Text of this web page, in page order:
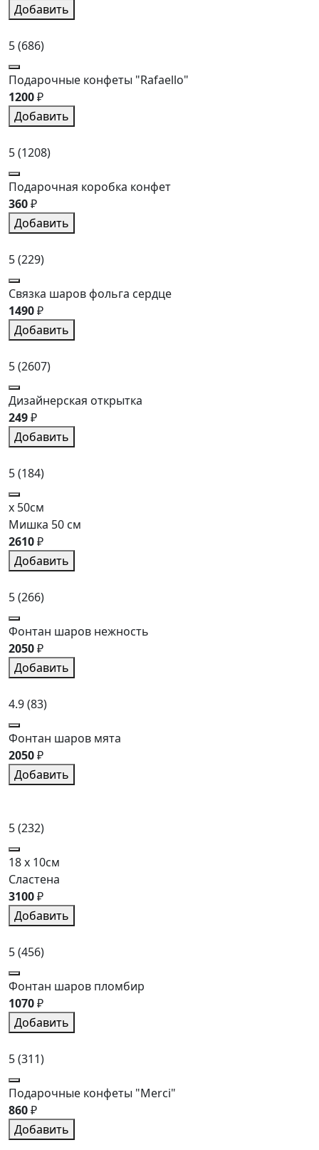
Добавить
5(686)
Подарочные конфеты "Rafaello"
1200₽
Добавить
5(1208)
Подарочная коробка конфет
360₽
Добавить
5(229)
Связка шаров фольга сердце
1490₽
Добавить
5(2607)
Дизайнерская открытка
249₽
Добавить
5(184)
x 50см
Мишка 50 см
2610₽
Добавить
5(266)
Фонтан шаров нежность
2050₽
Добавить
4.9(83)
Фонтан шаров мята
2050₽
Добавить
5(232)
18 x 10см
Сластена
3100₽
Добавить
5(456)
Фонтан шаров пломбир
1070₽
Добавить
5(311)
Подарочные конфеты "Merci"
860₽
Добавить